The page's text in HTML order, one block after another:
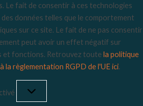
Le fait de consentir à ces technologies
données telles que le comportement
sur ce site. Le fait de ne pas consentir
peut avoir un effet négatif sur
et fonctions. Retrouvez toute la politique
la règlementation RGPD de l'UE ici.